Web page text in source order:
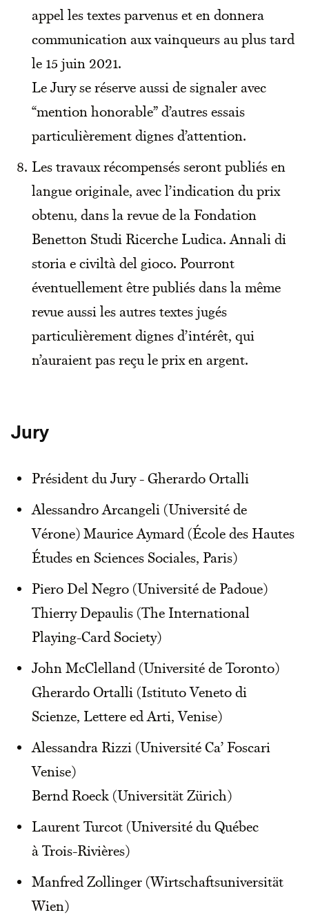
appel les textes parvenus et en donnera
communication aux vainqueurs au plus tard
le 15 juin 2021.
Le Jury se réserve aussi de signaler avec
“mention honorable” d’autres essais
particulièrement dignes d’attention.
Les travaux récompensés seront publiés en
langue originale, avec l’indication du prix
obtenu, dans la revue de la Fondation
Benetton Studi Ricerche Ludica. Annali di
storia e civiltà del gioco. Pourront
éventuellement être publiés dans la même
revue aussi les autres textes jugés
particulièrement dignes d’intérêt, qui
n’auraient pas reçu le prix en argent.
Jury
Président du Jury - Gherardo Ortalli
Alessandro Arcangeli (Université de
Vérone) Maurice Aymard (École des Hautes
Études en Sciences Sociales, Paris)
Piero Del Negro (Université de Padoue)
Thierry Depaulis (The International
Playing-Card Society)
John McClelland (Université de Toronto)
Gherardo Ortalli (Istituto Veneto di
Scienze, Lettere ed Arti, Venise)
Alessandra Rizzi (Université Ca’ Foscari
Venise)
Bernd Roeck (Universität Zürich)
Laurent Turcot (Université du Québec
à Trois-Rivières)
Manfred Zollinger (Wirtschaftsuniversität
Wien)